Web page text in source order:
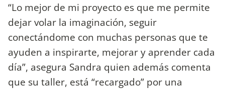
“Lo mejor de mi proyecto es que me permite
dejar volar la imaginación, seguir
conectándome con muchas personas que te
ayuden a inspirarte, mejorar y aprender cada
día”, asegura Sandra quien además comenta
que su taller, está “recargado” por una